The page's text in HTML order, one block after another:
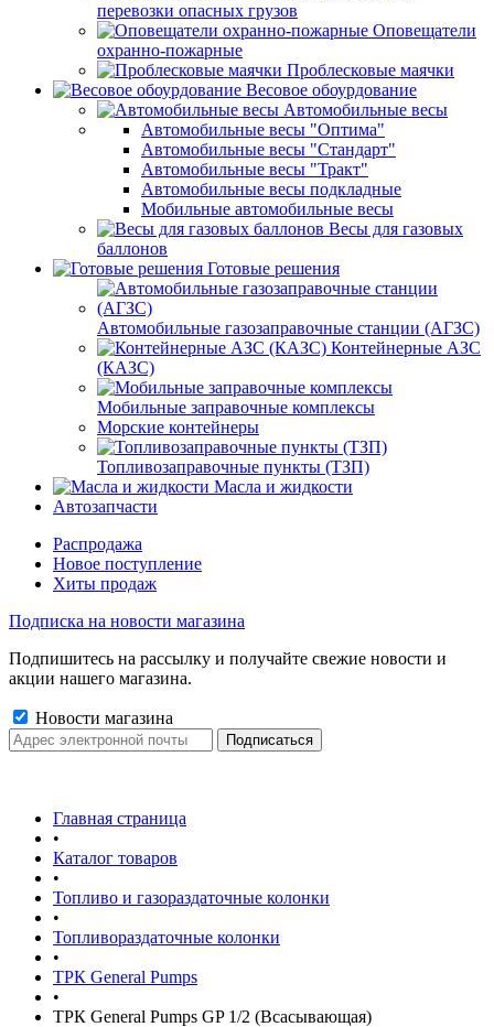
перевозки опасных грузов
Оповещатели
охранно-пожарные
Проблесковые маячки
Весовое обоурдование
Автомобильные весы
Автомобильные весы "Оптима"
Автомобильные весы "Стандарт"
Автомобильные весы "Тракт"
Автомобильные весы подкладные
Мобильные автомобильные весы
Весы для газовых
баллонов
Готовые решения
Автомобильные газозаправочные станции (АГЗС)
Контейнерные АЗС
(КАЗС)
Мобильные заправочные комплексы
Морские контейнеры
Топливозаправочные пункты (ТЗП)
Масла и жидкости
Автозапчасти
Распродажа
Новое поступление
Хиты продаж
Подписка на новости магазина
Подпишитесь на рассылку и получайте свежие новости и
акции нашего магазина.
Новости магазина
Главная страница
•
Каталог товаров
•
Топливо и газораздаточные колонки
•
Топливораздаточные колонки
•
ТРК General Pumps
•
ТРК General Pumps GP 1/2 (Всасывающая)